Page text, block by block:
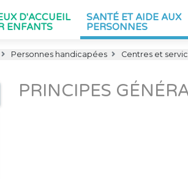
D'ACCUEIL
ENFANTS
SANTÉ ET AIDE AUX
PERSONNES
Personnes handicapées Centres et
PRINCIPES